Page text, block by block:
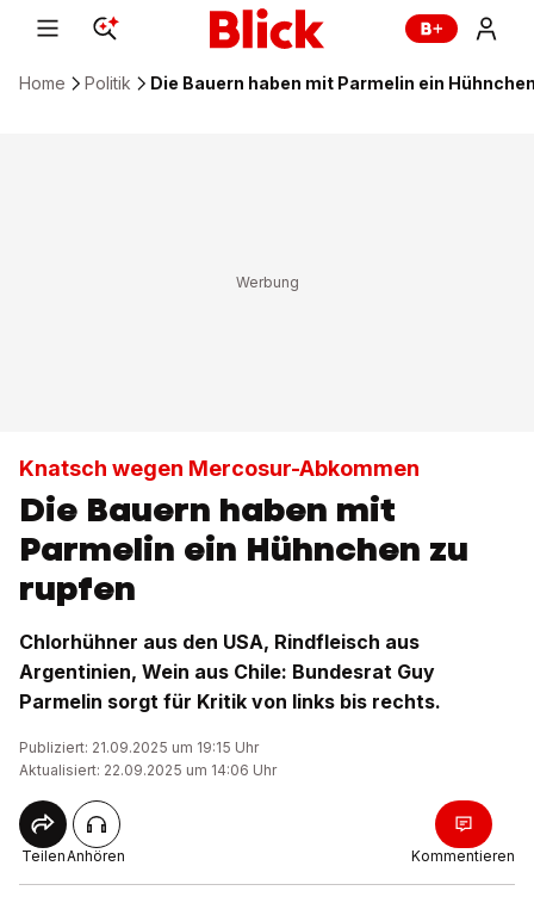
Home Politik Die Bauern haben mit Parmelin ein
Knatsch wegen Mercosur-Abkommen
Die Bauern haben mit
Parmelin ein Hühnchen zu
rupfen
Chlorhühner aus den USA, Rindfleisch aus
Argentinien, Wein aus Chile: Bundesrat Guy
Parmelin sorgt für Kritik von links bis rechts.
Publiziert: 21.09.2025 um 19:15 Uhr
Aktualisiert: 22.09.2025 um 14:06 Uhr
TeilenAnhören Kommentieren